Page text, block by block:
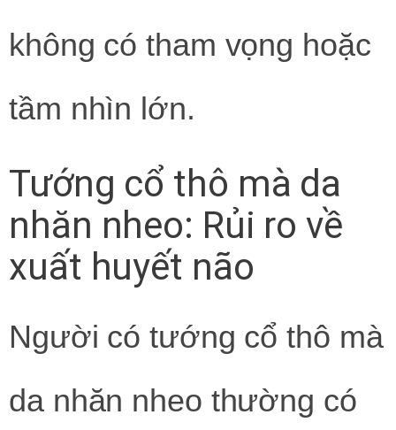
không có tham vọng hoặc
tầm nhìn lớn.
Tướng cổ thô mà da
nhăn nheo: Rủi ro về
xuất huyết não
Người có tướng cổ thô mà
da nhăn nheo thường có